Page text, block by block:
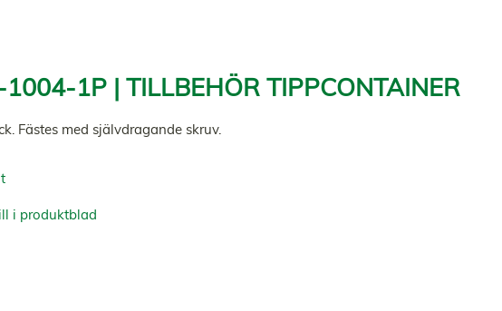
1004-1P | TILLBEHÖR TIPPCONTAINER
Fästes med självdragande skruv.
i produktblad